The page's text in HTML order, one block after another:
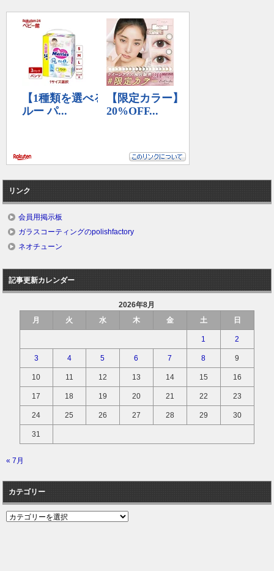
リンク
会員用掲示板
ガラスコーティングのpolishfactory
ネオチューン
記事更新カレンダー
2026年8月
月
火 水 木 金 土 日
1 2
3 4 5 6 7 8 9
10 11 12 13 14 15 16
17 18 19 20 21 22 23
24 25 26 27 28 29 30
31
« 7月
カテゴリー
カ